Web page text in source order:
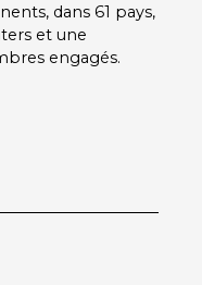
, dans 61 pays,
et une
engagés.